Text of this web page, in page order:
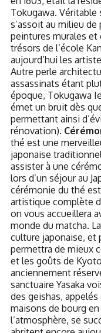
Tokugawa.
s’assoit au milieu
peintures murales et
trésors de l’école
aujourd’hui les
Autre perle
assassinats étant
époque, Tokugawa
émet un bruit dès
permettant ainsi
rénovation).
thé est une
japonaise
assister à une
lors d’un séjour au
cérémonie du thé
artistique complète
on vous accueillera
monde du matcha.
culture japonaise, et
permettra de mieux
et les goûts de
anciennement
sanctuaire Yasaka
des geishas,
maisons de bourg
l’atmosphère, se